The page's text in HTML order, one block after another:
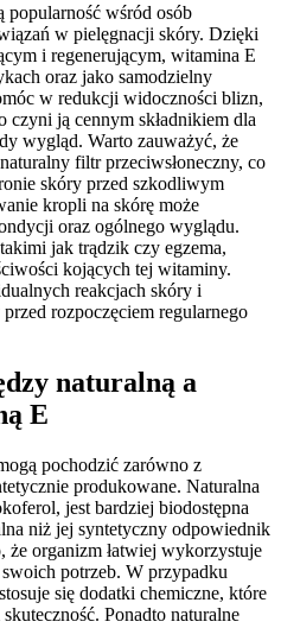
popularność wśród osób
w pielęgnacji skóry. Dzięki
i regenerującym, witamina E
oraz jako samodzielny
w redukcji widoczności blizn,
czyni ją cennym składnikiem dla
wygląd. Warto zauważyć, że
filtr przeciwsłoneczny, co
skóry przed szkodliwym
kropli na skórę może
oraz ogólnego wyglądu.
jak trądzik czy egzema,
kojących tej witaminy.
reakcjach skóry i
rozpoczęciem regularnego
naturalną a
E
pochodzić zarówno z
produkowane. Naturalna
jest bardziej biodostępna
niż jej syntetyczny odpowiednik
że organizm łatwiej wykorzystuje
potrzeb. W przypadku
się dodatki chemiczne, które
Ponadto naturalne